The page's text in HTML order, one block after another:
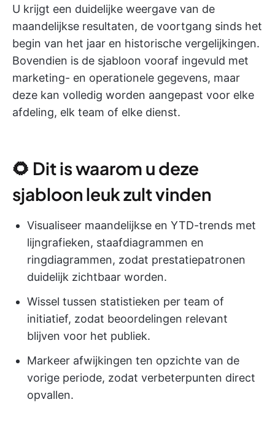
U krijgt een duidelijke weergave van de
maandelijkse resultaten, de voortgang sinds het
begin van het jaar en historische vergelijkingen.
Bovendien is de sjabloon vooraf ingevuld met
marketing- en operationele gegevens, maar
deze kan volledig worden aangepast voor elke
afdeling, elk team of elke dienst.
🌻 Dit is waarom u deze
sjabloon leuk zult vinden
Visualiseer maandelijkse en YTD-trends met
lijngrafieken, staafdiagrammen en
ringdiagrammen, zodat prestatiepatronen
duidelijk zichtbaar worden.
Wissel tussen statistieken per team of
initiatief, zodat beoordelingen relevant
blijven voor het publiek.
Markeer afwijkingen ten opzichte van de
vorige periode, zodat verbeterpunten direct
opvallen.